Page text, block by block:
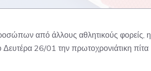
από άλλους αθλητικούς φορείς, η
26/01 την πρωτοχρονιάτικη πίτα